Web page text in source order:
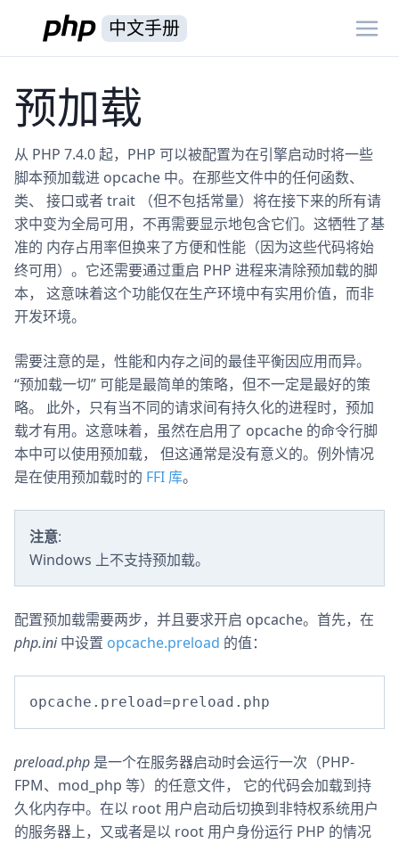
中文手册
预加载
从 PHP 7.4.0 起，PHP 可以被配置为在引擎启动时将一些
脚本预加载进 opcache 中。在那些文件中的任何函数、
类、 接口或者 trait （但不包括常量）将在接下来的所有请
求中变为全局可用，不再需要显示地包含它们。这牺牲了基
准的 内存占用率但换来了方便和性能（因为这些代码将始
终可用）。它还需要通过重启 PHP 进程来清除预加载的脚
本， 这意味着这个功能仅在生产环境中有实用价值，而非
开发环境。
需要注意的是，性能和内存之间的最佳平衡因应用而异。
“预加载一切” 可能是最简单的策略，但不一定是最好的策
略。 此外，只有当不同的请求间有持久化的进程时，预加
载才有用。这意味着，虽然在启用了 opcache 的命令行脚
本中可以使用预加载， 但这通常是没有意义的。例外情况
是在使用预加载时的 FFI 库。
注意:
Windows 上不支持预加载。
配置预加载需要两步，并且要求开启 opcache。首先，在
php.ini中设置 opcache.preload 的值：
opcache.preload=preload.php
preload.php 是一个在服务器启动时会运行一次（PHP-
FPM、mod_php 等）的任意文件， 它的代码会加载到持
久化内存中。在以 root 用户启动后切换到非特权系统用户
的服务器上，又或者是以 root 用户身份运行 PHP 的情况